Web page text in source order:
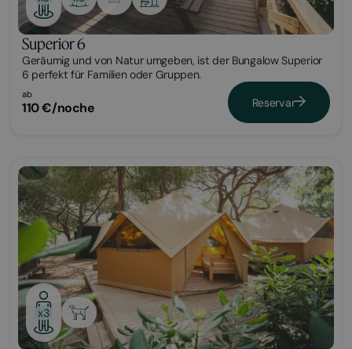
Superior 6
Geräumig und von Natur umgeben, ist der Bungalow Superior
6 perfekt für Familien oder Gruppen.
ab
110 €/noche Reservar
Glamping
x3